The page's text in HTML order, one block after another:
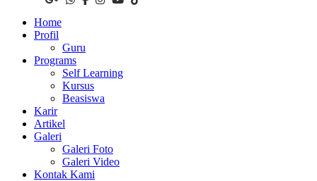
Home
Profil
Guru
Programs
Self Learning
Kursus
Beasiswa
Karir
Artikel
Galeri
Galeri Foto
Galeri Video
Kontak Kami